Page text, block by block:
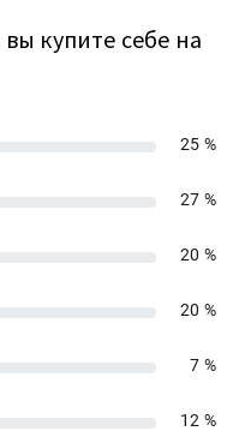
купите себе на
25 %
27 %
20 %
20 %
7 %
12 %